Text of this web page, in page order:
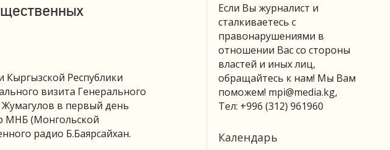
Республики
визита Генерального
в первый день
МНБ (Монгольской
радио Б.Баярсайхан.
Если Вы журналист и
сталкиваетесь с
правонарушениями в
отношении Вас со стороны
властей и иных лиц,
обращайтесь к нам! Мы Вам
поможем! mpi@media.kg,
Тел: +996 (312) 961960
Календарь